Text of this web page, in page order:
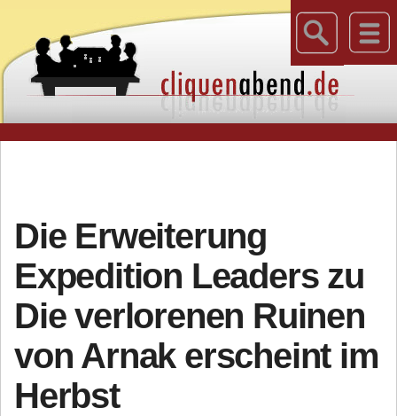
Die Erweiterung
Expedition Leaders zu
Die verlorenen Ruinen
von Arnak erscheint im
Herbst